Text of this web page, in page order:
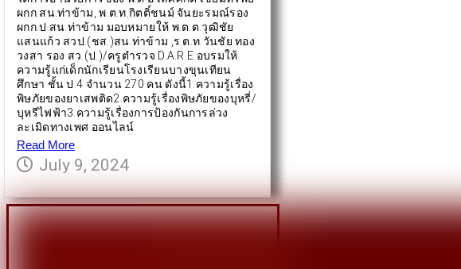
ผกก.สน.ท่าข้าม, พ.ต.ท.กิตติ์ชนม์ จันยะรมณ์รอง
ผกก.ป.สน.ท่าข้าม มอบหมายให้ พ.ต.ต.วุฒิชัย
แสนแก้ว สวป.(ชส.)สน.ท่าข้าม ,ร.ต.ท.วันชัย ทอง
วงสา รอง สว.(ป.)/ครูตำรวจ D.A.R.E.อบรมให้
ความรู้แก่เด็กนักเรียนโรงเรียนบางขุนเทียน
ศึกษา ชั้น ป.4 จำนวน 270 คน ดังนี้1.ความรู้เรื่อง
พิษภัยของยาเสพติด2.ความรู้เรื่องพิษภัยของบุหรี่/
บุหรีไฟฟ้า3.ความรู้เรื่องการป้องกันการล่วง
ละเมิดทางเพศ ออนไลน์
Read More
July 9, 2024